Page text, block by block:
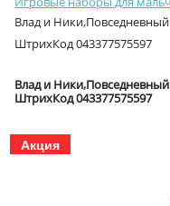
Влад и Ники,Повседневный
ШтрихКод 043377575597
Влад и Ники,Повседневный
ШтрихКод 043377575597
Акция